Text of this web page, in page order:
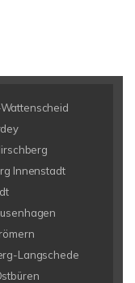
Innenstadt
Langschede